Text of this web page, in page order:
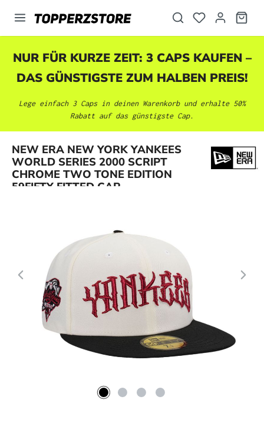
springen
NUR FÜR KURZE ZEIT: 3 CAPS KAUFEN –
DAS GÜNSTIGSTE ZUM HALBEN PREIS!
Lege einfach 3 Caps in deinen Warenkorb und erhalte 50%
Rabatt auf das günstigste Cap.
NEW ERA NEW YORK YANKEES
WORLD SERIES 2000 SCRIPT
CHROME TWO TONE EDITION
59FIFTY FITTED CAP
Bildergalerie überspringen